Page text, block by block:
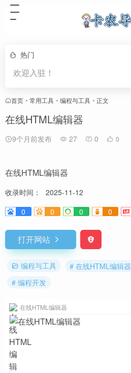
热门
欢迎入驻！
首页 • 常用工具 • 编程与工具 • 正文
在线HTML编辑器
9个月前发布 27 0 0
在线HTML编辑器
收录时间：
2025-11-12
0
0 0 0
打开网站
编程与工具 # 在线HTML编辑器
# 编程开发
在线HTML编辑器